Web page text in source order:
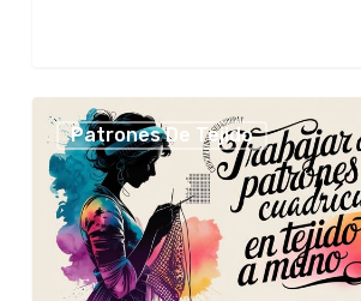
Trabajar
con
Patrones
en
Cuadrícula
Patrones De Tejido